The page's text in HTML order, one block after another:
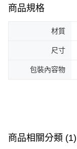
商品規格
材質
尺寸
包裝內容物
商品相關分類 (1)